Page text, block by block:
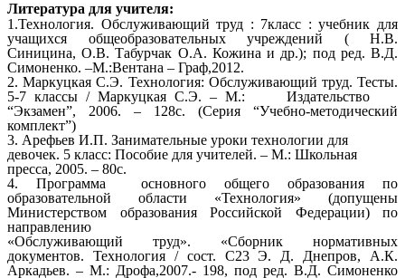
Литература для учителя:
1.Технология. Обслуживающий труд : 7класс : учебник для
учащихся общеобразовательных учреждений ( Н.В.
Синицина, О.В. Табурчак О.А. Кожина и др.); под ред. В.Д.
Симоненко. –М.:Вентана – Граф,2012.
2. Маркуцкая С.Э. Технология: Обслуживающий труд. Тесты.
5-7 классы / Маркуцкая С.Э. – М.: Издательство
“Экзамен”, 2006. – 128с. (Серия “Учебно-методический
комплект”)
3. Арефьев И.П. Занимательные уроки технологии для
девочек. 5 класс: Пособие для учителей. – М.: Школьная
пресса, 2005. – 80с.
4. Программа основного общего образования по
образовательной области «Технология» (допущены
Министерством образования Российской Федерации) по
направлению
«Обслуживающий труд». «Сборник нормативных
документов. Технология / сост. С23 Э. Д. Днепров, А.К.
Аркадьев. – М.: Дрофа,2007.- 198, под ред. В.Д. Симоненко